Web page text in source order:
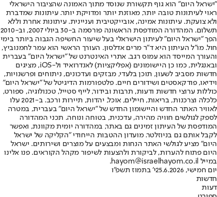
"ישראל היום" הוא גוף תקשורת שנוסד מתוך האמונה שהציבור הישראלי
ראוי לעיתונות טובה יותר, מאוזנת יותר ומדויקת יותר. עיתונות שמדברת
ולא צועקת. עיתונות אמינה, אובייקטיבית ועניינית. עיתונות אחרת וללא
תשלום. המהדורה המודפסת הראשונה פורסמה ב-30 ביולי 2007, וב-2010
הפך "ישראל היום" לעיתון הישראלי בעל שיעור החשיפה הגבוה ביותר בימי
חול. מו"ל העיתון היא ד"ר מרים אדלסון. העורך הראשי הוא עמר לחמנוביץ,
והעורך המייסד הוא עמוס רגב. אתרי האינטרנט של "ישראל היום" בעברית
ובאנגלית, כמו כן היישומונים (אפליקציות) לאנדרואיד ול-iOS, מציגים
חדשות מסביב לשעון, תוכן בלעדי, מבזקים ועדכונים, ניתוחים ופרשנויות,
וידיאו, פודקאסטים ושידורים חיים. פלטפורמות הדיגיטל של "ישראל היום"
כוללות ערוצי חדשות ודעות, תרבות ובידור, לייף סטייל, טכנולוגיה, ספורט,
כלכלה וצרכנות, בריאות, חיילים, אוכל, יהדות, תיירות ורכב. ב-2021 עלו
לאוויר האתר החדש והיישומון החדש של "ישראל היום" בעברית, במטרה
לספק לגולשים חוויה מהירה, עדכנית, בטוחה ונוחה. תכני המהדורה
המודפסת של העיתון זמינים גם באתר, במהדורה יומית מקוונת, ואפשר
לקבל אותם גם בניוזלטר. מועדון ההטבות הייחודי "הקליקה של ישראל
היום" מציע לגולשי האתר הנחות ומבצעים על מוצרים ושירותים. ישראל
היום פתוח להערות, לביקורת ולהצעות לשיפור מקהל הקוראים. פנו אלינו
במייל hayom@israelhayom.co.il.
יום חמישי, 25.6.2026
י' בתמוז תשפ"ו
חדשות
דעות